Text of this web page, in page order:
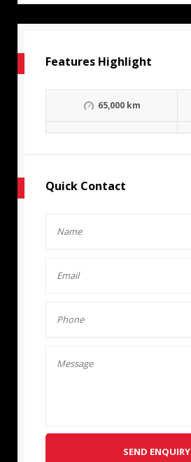
Features Highlight
65,000 km
Quick Contact
SEND ENQUIRY